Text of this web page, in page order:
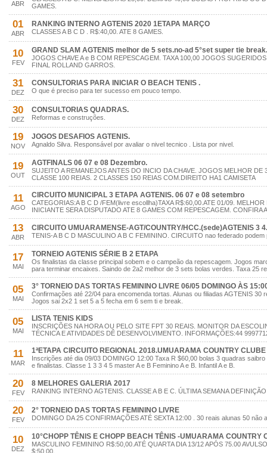
ABR
GAMES.
01
ABR
RANKING INTERNO AGTENIS 2020 1ETAPA MARÇO
CLASSES A B C D . R$:40,00. ATE 8 GAMES.
10
FEV
GRAND SLAM AGTENIS melhor de 5 sets.no-ad 5°set super tie break.
JOGOS CHAVE A e B COM REPESCAGEM. TAXA 100,00 JOGOS
FINAL ROLLAND GARROS.
31
DEZ
CONSULTORIAS PARA INICIAR O BEACH TENIS .
O que é preciso para ter sucesso em pouco tempo.
30
DEZ
CONSULTORIAS QUADRAS.
Reformas e construções.
19
NOV
JOGOS DESAFIOS AGTENIS.
Agnaldo Silva. Responsável por avaliar o nivel tecnico . Lista por nivel.
19
OUT
AGTFINALS 06 07 e 08 Dezembro.
SUJEITO A REMANEJOS ANTES DO INCIO DA CHAVE. JOGOS MELHOR DE
CLASSE 100 REIAS. 2 CLASSES 150 REIAS COM.DIREITO HA1 CAMISETA
11
AGO
CIRCUITO MUNICIPAL 3 ETAPA AGTENIS. 06 07 e 08 setembro
CATEGORIAS:A B C D /FEM(livre escollha)TAXA R$:60,00.ATE 01/09. MELHOR
INICIANTE SERA DISPUTADO ATE 8 GAMES COM REPESCAGEM. CONFIRA
13
ABR
CIRCUITO UMUARAMENSE-AGT/COUNTRY/HCC.(sede)AGTENIS 3
TENIS-A B C D MASCULINO A B C FEMININO. CIRCUITO nao federado
17
MAI
TORNEIO AGTENIS SÉRIE B 2 ETAPA
Os finalistas da classe principal sobem e o campeão da repescagem. Jogos
para terminar encaixes. Saindo de 2a2 melhor de 3 sets bolas verdes. Taxa 25
05
MAI
3° TORNEIO DAS TORTAS FEMININO LIVRE 06/05 DOMINGO ÀS
Confirmações até 22/04 para encomenda tortas. Alunas ou filiadas AGTENIS 30
Jogos sai 2x2 1 set 5 a 5 fecha em 6 sem ti e break.
05
MAI
LISTA TENIS KIDS
INSCRIÇÕES NA HORA OU PELO SITE FPT 30 REAIS. MONITOR DA
TÉCNICA E ATIVIDADES DÊ DESENVOLVIMENTO. INFORMAÇÕES:44
11
MAR
1ªETAPA CIRCUITO REGIONAL 2018.UMUARAMA COUNTRY
Inscrições até dia 09/03 DOMINGO 12:00 Taxa R $60,00 bolas 3 quadras
e finalistas. Classe 1 3 3 4 5 master A e B Feminino A e B. Infantil A e B.
20
FEV
8 MELHORES GALERIA 2017
RANKING INTERNO AGTENIS. CLASSE A B E C. ÚLTIMA SEMANA
20
FEV
2° TORNEIO DAS TORTAS FEMININO LIVRE
DOMINGO DA 25 CONFIRMAÇÕES ATÉ SEXTA 12:00 . 30 reais alunas 50 não
10
DEZ
10°CHOPP TÊNIS E CHOPP BEACH TÊNIS -UMUARAMA COUNTRY
MASCULINO FEMININO R$:50,00.ATÉ QUARTA DIA 13/12 APÓS 75.00
$:50,00.